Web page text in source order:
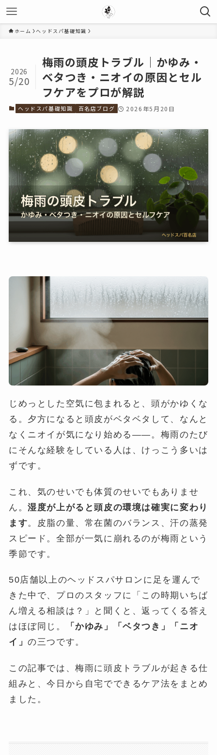
ホーム ヘッドスパ基礎知識
梅雨の頭皮トラブル｜かゆみ・
ベタつき・ニオイの原因とセル
フケアをプロが解説
2026
5/20
ヘッドスパ基礎知識 百名店ブログ 2026年5月20日
じめっとした空気に包まれると、頭がかゆくな
る。夕方になると頭皮がベタベタして、なんと
なくニオイが気になり始める——。梅雨のたび
にそんな経験をしている人は、けっこう多いは
ずです。
これ、気のせいでも体質のせいでもありませ
ん。湿度が上がると頭皮の環境は確実に変わり
ます。皮脂の量、常在菌のバランス、汗の蒸発
スピード。全部が一気に崩れるのが梅雨という
季節です。
50店舗以上のヘッドスパサロンに足を運んで
きた中で、プロのスタッフに「この時期いちば
ん増える相談は？」と聞くと、返ってくる答え
はほぼ同じ。
「かゆみ」「ベタつき」「ニオ
イ」の三つです。
この記事では、梅雨に頭皮トラブルが起きる仕
組みと、今日から自宅でできるケア法をまとめ
ました。